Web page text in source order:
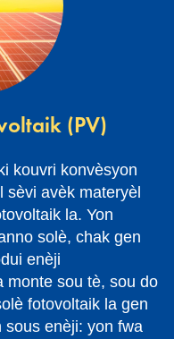
(PV)
kouvri konvèsyon
sèvi avèk materyèl
la. Yon
solè, chak gen
enèji
monte sou tè, sou do
fotovoltaik la gen
sous enèji: yon fwa